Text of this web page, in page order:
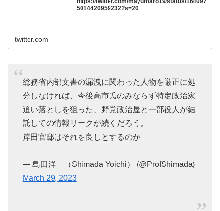
https://twitter.com/mayumaro19/status/164097
5014420959232?s=20
twitter.com
総務省内部文書の漏洩に関わった人物を厳正に処
分しなければ、今後高市氏のみならず特定政治家
追い落としを狙った、野党政治屋と一部役人が結
託しての情報リークが続くだろう。
岸田官邸はそれを良しとするのか
— 島田洋一（Shimada Yoichi） (@ProfShimada)
March 29, 2023